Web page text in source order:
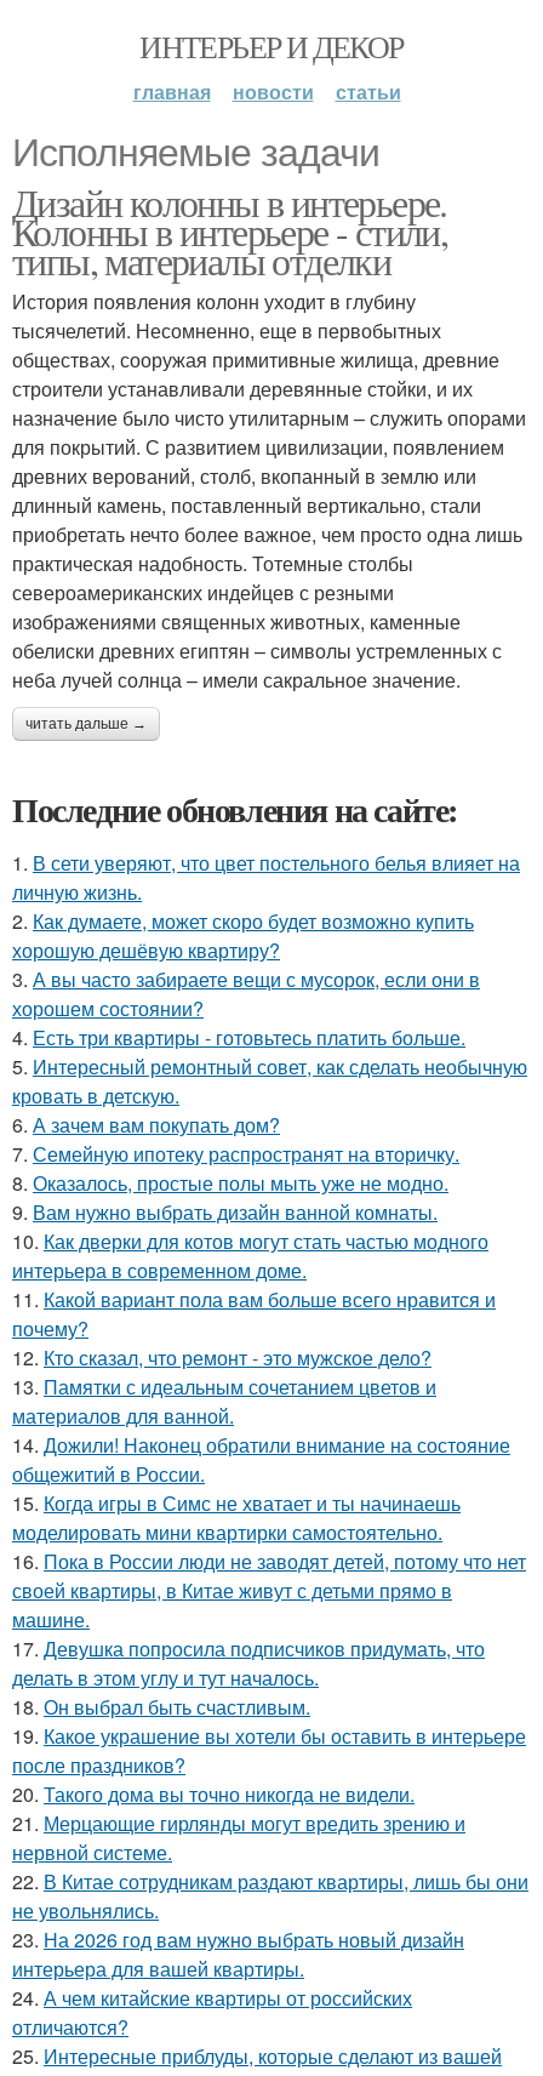
ИНТЕРЬЕР И ДЕКОР
главная новости статьи
Исполняемые задачи
Дизайн колонны в интерьере.
Колонны в интерьере - стили,
типы, материалы отделки
История появления колонн уходит в глубину
тысячелетий. Несомненно, еще в первобытных
обществах, сооружая примитивные жилища, древние
строители устанавливали деревянные стойки, и их
назначение было чисто утилитарным – служить опорами
для покрытий. С развитием цивилизации, появлением
древних верований, столб, вкопанный в землю или
длинный камень, поставленный вертикально, стали
приобретать нечто более важное, чем просто одна лишь
практическая надобность. Тотемные столбы
североамериканских индейцев с резными
изображениями священных животных, каменные
обелиски древних египтян – символы устремленных с
неба лучей солнца – имели сакральное значение.
читать дальше →
Последние обновления на сайте:
1. В сети уверяют, что цвет постельного белья влияет на
личную жизнь.
2. Как думаете, может скоро будет возможно купить
хорошую дешёвую квартиру?
3. А вы часто забираете вещи с мусорок, если они в
хорошем состоянии?
4. Есть три квартиры - готовьтесь платить больше.
5. Интересный ремонтный совет, как сделать необычную
кровать в детскую.
6. А зачем вам покупать дом?
7. Семейную ипотеку распространят на вторичку.
8. Оказалось, простые полы мыть уже не модно.
9. Вам нужно выбрать дизайн ванной комнаты.
10. Как дверки для котов могут стать частью модного
интерьера в современном доме.
11. Какой вариант пола вам больше всего нравится и
почему?
12. Кто сказал, что ремонт - это мужское дело?
13. Памятки с идеальным сочетанием цветов и
материалов для ванной.
14. Дожили! Наконец обратили внимание на состояние
общежитий в России.
15. Когда игры в Симс не хватает и ты начинаешь
моделировать мини квартирки самостоятельно.
16. Пока в России люди не заводят детей, потому что нет
своей квартиры, в Китае живут с детьми прямо в
машине.
17. Девушка попросила подписчиков придумать, что
делать в этом углу и тут началось.
18. Он выбрал быть счастливым.
19. Какое украшение вы хотели бы оставить в интерьере
после праздников?
20. Такого дома вы точно никогда не видели.
21. Мерцающие гирлянды могут вредить зрению и
нервной системе.
22. В Китае сотрудникам раздают квартиры, лишь бы они
не увольнялись.
23. На 2026 год вам нужно выбрать новый дизайн
интерьера для вашей квартиры.
24. А чем китайские квартиры от российских
отличаются?
25. Интересные приблуды, которые сделают из вашей